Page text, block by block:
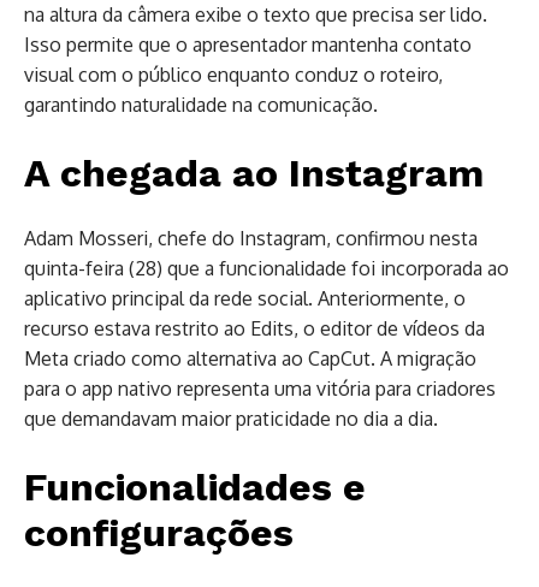
na altura da câmera exibe o texto que precisa ser lido.
Isso permite que o apresentador mantenha contato
visual com o público enquanto conduz o roteiro,
garantindo naturalidade na comunicação.
A chegada ao Instagram
Adam Mosseri, chefe do Instagram, confirmou nesta
quinta-feira (28) que a funcionalidade foi incorporada ao
aplicativo principal da rede social. Anteriormente, o
recurso estava restrito ao Edits, o editor de vídeos da
Meta criado como alternativa ao CapCut. A migração
para o app nativo representa uma vitória para criadores
que demandavam maior praticidade no dia a dia.
Funcionalidades e
configurações